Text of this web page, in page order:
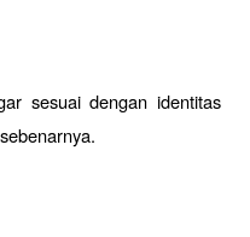
sesuai dengan identitas